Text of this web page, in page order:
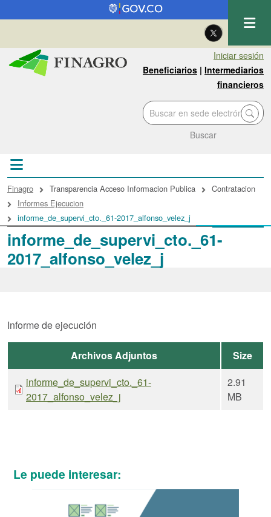
Pasar al contenido principal
| Eng
Iniciar sesión
Beneficiarios | Intermediarios
financieros
Buscar
informe_de_supervi_cto._61-
2017_alfonso_velez_j
enlaces de ayuda a la
Finagro Transparencia Acceso Informacion Publica
Contratacion
Informes Ejecucion
informe_de_supervi_cto._61-2017_alfonso_velez_j
Informe de ejecución
Archivos Adjuntos
Size
informe_de_supervi_cto._61-
2017_alfonso_velez_j
2.91
MB
Le puede interesar: